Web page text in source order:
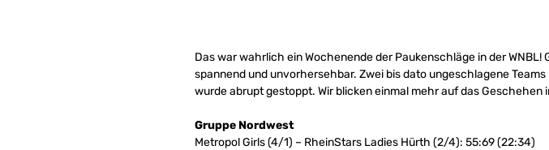
Das war wahrlich ein Wochenende der Paukenschläge in der
spannend und unvorhersehbar. Zwei bis dato ungeschlagene
wurde abrupt gestoppt. Wir blicken einmal mehr auf das Geschehen
Gruppe Nordwest
Metropol Girls (4/1) – RheinStars Ladies Hürth (2/4): 55:69 (22:34)